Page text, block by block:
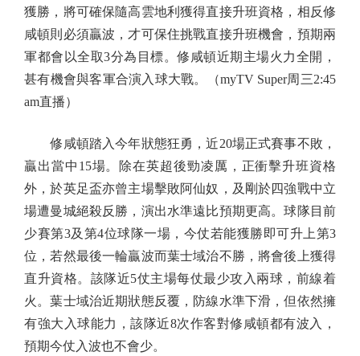
獲勝，將可確保隨高雲地利獲得直接升班資格，相反修
咸頓則必須贏波，才可保住挑戰直接升班機會，預期兩
軍都會以全取3分為目標。修咸頓近期主場火力全開，
甚有機會與客軍合演入球大戰。（myTV Super周三2:45
am直播）
修咸頓踏入今年狀態狂勇，近20場正式賽事不敗，
贏出當中15場。除在英超後勁凌厲，正衝擊升班資格
外，於英足盃亦曾主場擊敗阿仙奴，及剛於四強戰中立
場遭曼城絕殺反勝，演出水準遠比預期更高。球隊目前
少賽第3及第4位球隊一場，今仗若能獲勝即可升上第3
位，若然最後一輪贏波而葉士域治不勝，將會後上獲得
直升資格。該隊近5仗主場每仗最少攻入兩球，前線着
火。葉士域治近期狀態反覆，防線水準下滑，但依然擁
有強大入球能力，該隊近8次作客對修咸頓都有波入，
預期今仗入波也不會少。